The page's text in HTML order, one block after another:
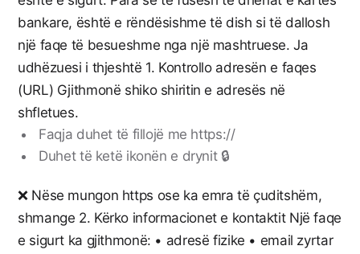
bankare, është e rëndësishme të dish si të dallosh
një faqe të besueshme nga një mashtruese. Ja
udhëzuesi i thjeshtë 1. Kontrollo adresën e faqes
(URL) Gjithmonë shiko shiritin e adresës në
shfletues.
Faqja duhet të fillojë me https://
Duhet të ketë ikonën e drynit 🔒
❌ Nëse mungon https ose ka emra të çuditshëm,
shmange 2. Kërko informacionet e kontaktit Një faqe
e sigurt ka gjithmonë: • adresë fizike • email zyrtar